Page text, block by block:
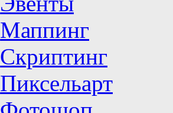
Маппинг
Скриптинг
Пиксельарт